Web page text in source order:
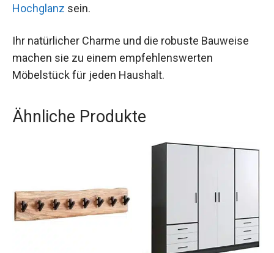
Hochglanz sein.
Ihr natürlicher Charme und die robuste Bauweise
machen sie zu einem empfehlenswerten
Möbelstück für jeden Haushalt.
Ähnliche Produkte